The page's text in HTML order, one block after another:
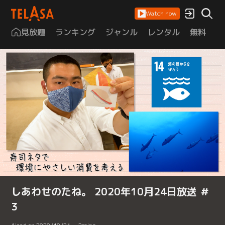
Watch now
見放題 ランキング ジャンル レンタル 無料
しあわせのたね。 2020年10月24日放送 ＃
3